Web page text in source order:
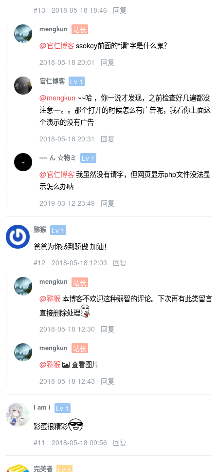
#13 2018-05-18 18:46 回复
mengkun 站长
@官仁博客 ssokey前面的“请”字是什么鬼？
2018-05-18 20:01 回复
官仁博客 Lv 1
@mengkun ~~哈 ，你一说才发现，之前检查好几遍都没
注意~~。。那个打开的时候怎么有广告呢，我看你上面这
个演示的没有广告
2018-05-18 20:31 回复
---- ん ☆物ミ Lv 1
@官仁博客 我虽然没有请字，但网页显示php文件没法显
示怎么办呐
2019-03-12 23:49 回复
猕猴 Lv 1
爸爸为你感到骄傲 加油！
#12 2018-05-18 12:03 回复
mengkun 站长
@猕猴 本博客不欢迎这种弱智的评论。下次再有此类留言
直接删除处理
2018-05-18 12:30 回复
mengkun 站长
@猕猴 查看图片
2018-05-18 12:43 回复
I am i Lv 1
彩蛋很精彩
#11 2018-05-18 09:56 回复
完美者 Lv 5